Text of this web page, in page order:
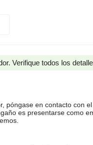
Verifique todos los
póngase en contacto con
es presentarse como